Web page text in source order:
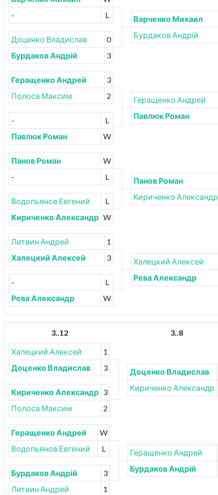
-
L
Доценко Владислав
0
Бурдаков Андрій
3
Геращенко Андрей
3
Полоса Максим
2
-
L
Павлюк Роман
W
Панов Роман
W
-
L
Водопьянов Евгений
L
Кириченко Александр W
Литвин Андрей
1
Халецкий Алексей
3
-
L
Рева Александр
W
Варченко Михаил
Бурдаков Андрій
Геращенко Андрей
Павлюк Роман
Панов Роман
Кириченко Александр
Халецкий Алексей
Рева Александр
3..12 3..8
Халецкий Алексей
1
Доценко Владислав
3
Кириченко Александр 3
Полоса Максим
2
Геращенко Андрей
W
Водопьянов Евгений
L
Бурдаков Андрій
3
Литвин Андрей
1
Доценко Владислав
Кириченко Александр
Геращенко Андрей
Бурдаков Андрій